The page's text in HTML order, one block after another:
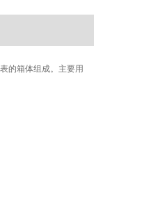
的箱体组成。主要用